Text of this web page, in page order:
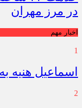
در مرز مهران
اخبار مهم
1
اسماعیل هنیه
2